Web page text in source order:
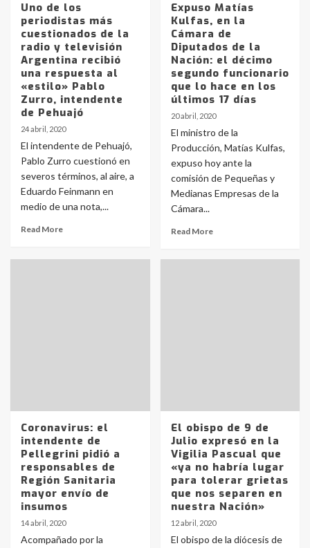
Uno de los
periodistas más
cuestionados de la
radio y televisión
Argentina recibió
una respuesta al
«estilo» Pablo
Zurro, intendente
de Pehuajó
24 abril, 2020
El intendente de Pehuajó,
Pablo Zurro cuestionó en
severos términos, al aire, a
Eduardo Feinmann en
medio de una nota,...
Read More
Expuso Matías
Kulfas, en la
Cámara de
Diputados de la
Nación: el décimo
segundo funcionario
que lo hace en los
últimos 17 días
20 abril, 2020
El ministro de la
Producción, Matías Kulfas,
expuso hoy ante la
comisión de Pequeñas y
Medianas Empresas de la
Cámara...
Read More
Coronavirus: el
intendente de
Pellegrini pidió a
responsables de
Región Sanitaria
mayor envío de
insumos
14 abril, 2020
Acompañado por la
El obispo de 9 de
Julio expresó en la
Vigilia Pascual que
«ya no habría lugar
para tolerar grietas
que nos separen en
nuestra Nación»
12 abril, 2020
El obispo de la diócesis de